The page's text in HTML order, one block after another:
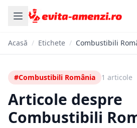
Acasă / Etichete / Combustibili
#Combustibili România 1 articole
Articole despre
Combustibili